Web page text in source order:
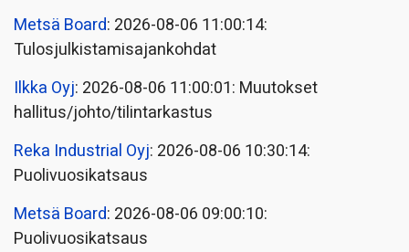
Metsä Board: 2026-08-06 11:00:14:
Tulosjulkistamisajankohdat
Ilkka Oyj: 2026-08-06 11:00:01: Muutokset
hallitus/johto/tilintarkastus
Reka Industrial Oyj: 2026-08-06 10:30:14:
Puolivuosikatsaus
Metsä Board: 2026-08-06 09:00:10:
Puolivuosikatsaus